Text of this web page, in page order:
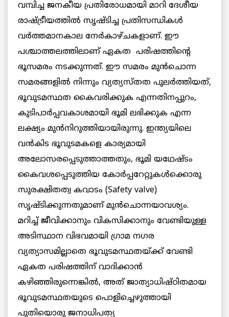
വമ്പിച്ച ജനകീയ പ്രതിരോധമായി മാറി ദേശീയ
രാഷ്ട്രീയത്തില്‍ സൃഷ്ടിച്ച പ്രതിസന്ധികള്‍
വര്‍ത്തമാനകാല നേര്‍കാഴ്ചകളാണ്. ഈ
പശ്ചാത്തലത്തിലാണ് ഏകത പരിഷത്തിന്റെ
ഭൂസമരം നടക്കുന്നത്. ഈ സമരം മുന്‍ചൊന്ന
സമരങ്ങളില്‍ നിന്നും വ്യത്യസ്തത പുലര്‍ത്തിയത്,
ഭൂവുടമസ്ഥത കൈവരിക്കുക എന്നതിനപ്പുറം,
കുടിപാര്‍പ്പവകാശമായി ഭൂമി ലഭിക്കുക എന്ന
ലക്ഷ്യം മുന്‍നിറുത്തിയായിരുന്നു. ഇന്ത്യയിലെ
വന്‍കിട ഭൂവുടമകളെ കാര്യമായി
അലോസരപ്പെടുത്താത്തതും, ഭൂമി യഥേഷ്ടം
കൈവശപ്പെടുത്തിയ കോര്‍പ്പറേറ്റുകള്‍ക്കൊരു
സുരക്ഷിതത്വ കവാടം (Safety valve)
സൃഷ്ടിക്കുന്നതുമാണ് മുന്‍ചൊന്നയാവശ്യം.
മറിച്ച് ജീവിക്കാനും വികസിക്കാനും വേണ്ടിയുള്ള
അടിസ്ഥാന വിഭവമായി ഗ്രാമ നഗര
വ്യത്യാസമില്ലാതെ ഭൂവുടമസ്ഥതയ്ക്ക് വേണ്ടി
ഏകത പരിഷത്തിന് വാദിക്കാന്‍
കഴിഞ്ഞിരുന്നെങ്കില്‍, അത് ജാത്യാധിഷ്ഠിതമായ
ഭൂവുടമസ്ഥതയുടെ പൊളിച്ചെഴുത്തായി
പുതിയൊരു ജനാധിപത്യ